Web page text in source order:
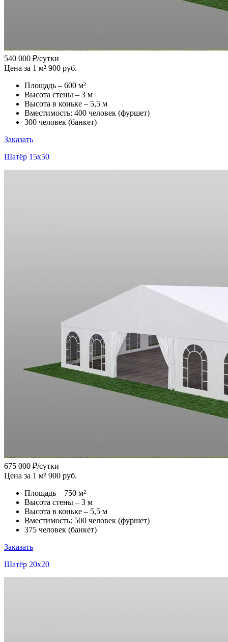
540 000 ₽/сутки
Цена за 1 м² 900 руб.
Площадь – 600 м²
Высота стены – 3 м
Высота в коньке – 5,5 м
Вместимость: 400 человек (фуршет)
300 человек (банкет)
Заказать
Шатёр 15x50
675 000 ₽/сутки
Цена за 1 м² 900 руб.
Площадь – 750 м²
Высота стены – 3 м
Высота в коньке – 5,5 м
Вместимость: 500 человек (фуршет)
375 человек (банкет)
Заказать
Шатёр 20x20